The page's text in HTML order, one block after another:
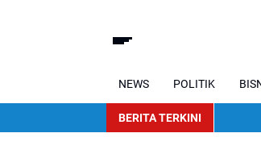
NEWS POLITIK
BERITA TERKINI